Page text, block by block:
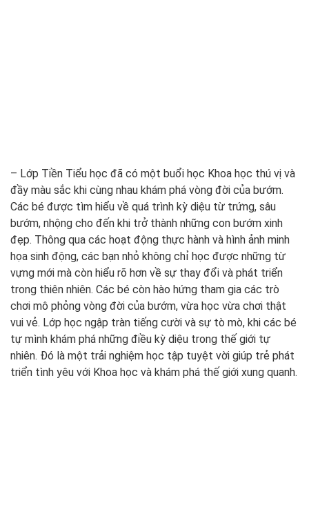
– Lớp Tiền Tiểu học đã có một buổi học Khoa học thú vị và
đầy màu sắc khi cùng nhau khám phá vòng đời của bướm.
Các bé được tìm hiểu về quá trình kỳ diệu từ trứng, sâu
bướm, nhộng cho đến khi trở thành những con bướm xinh
đẹp. Thông qua các hoạt động thực hành và hình ảnh minh
họa sinh động, các bạn nhỏ không chỉ học được những từ
vựng mới mà còn hiểu rõ hơn về sự thay đổi và phát triển
trong thiên nhiên. Các bé còn hào hứng tham gia các trò
chơi mô phỏng vòng đời của bướm, vừa học vừa chơi thật
vui vẻ. Lớp học ngập tràn tiếng cười và sự tò mò, khi các bé
tự mình khám phá những điều kỳ diệu trong thế giới tự
nhiên. Đó là một trải nghiệm học tập tuyệt vời giúp trẻ phát
triển tình yêu với Khoa học và khám phá thế giới xung quanh.